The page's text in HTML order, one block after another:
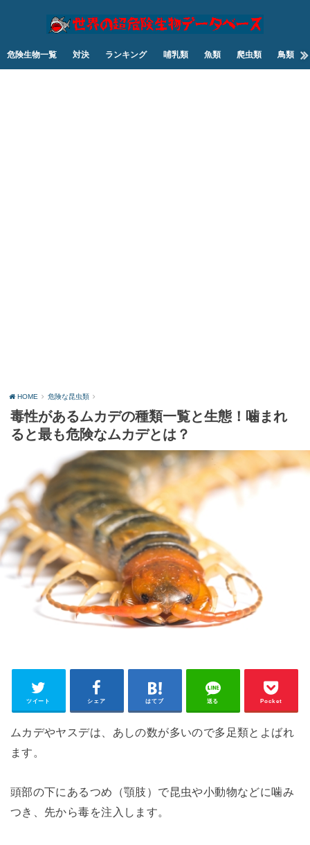
危険生物一覧 対決 ランキング 哺乳類 魚類 爬虫類 鳥類
HOME 危険な昆虫類
毒性があるムカデの種類一覧と生態！噛まれ
ると最も危険なムカデとは？
ツイート シェア はてブ 送る Pocket
ムカデやヤスデは、あしの数が多いので多足類とよばれ
ます。
頭部の下にあるつめ（顎肢）で昆虫や小動物などに噛み
つき、先から毒を注入します。